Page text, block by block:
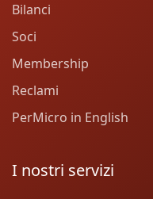
Bilanci
Soci
Membership
Reclami
PerMicro in English
I nostri servizi